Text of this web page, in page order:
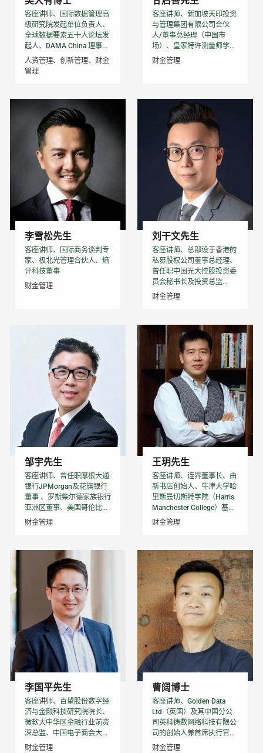
客座讲师、国际数据管理高
级研究院发起单位负责人、
全球数据要素五十人论坛发
起人、DAMA China 理事...
人资管理、创新管理、财金
管理
客座讲师、新加坡天印投资
与管理集团有限公司合伙
人/董事总经理（中国市
场）、皇家特许测量师学...
财金管理
李雪松先生
客座讲师、国际商务谈判专
家、极北光管理合伙人、熵
评科技董事
财金管理
刘干文先生
客座讲师、总部设于香港的
私募股权公司董事总经理、
曾任职中国光大控股投资委
员会秘书长及投资总监...
财金管理
邹宇先生
客座讲师、曾任职摩根大通
银行JPMorgan及花旗银行
董事 、罗斯柴尔德家族银行
亚洲区董事、美国哥伦比...
财金管理
王玥先生
客座讲师、连界董事长、由
新书店创始人、牛津大学哈
里斯曼切斯特学院（Harris
Manchester College）基...
财金管理
李国平先生
客座讲师、百望股份数字经
济与金融科技研究院院长、
微软大中华区金融行业前资
深总监、中国电子商会大...
财金管理
曹阔博士
客座讲师、Golden Data
Ltd（英国）及其中国分公
司英科铸数网络科技有限公
司的创始人兼首席执行官...
财金管理